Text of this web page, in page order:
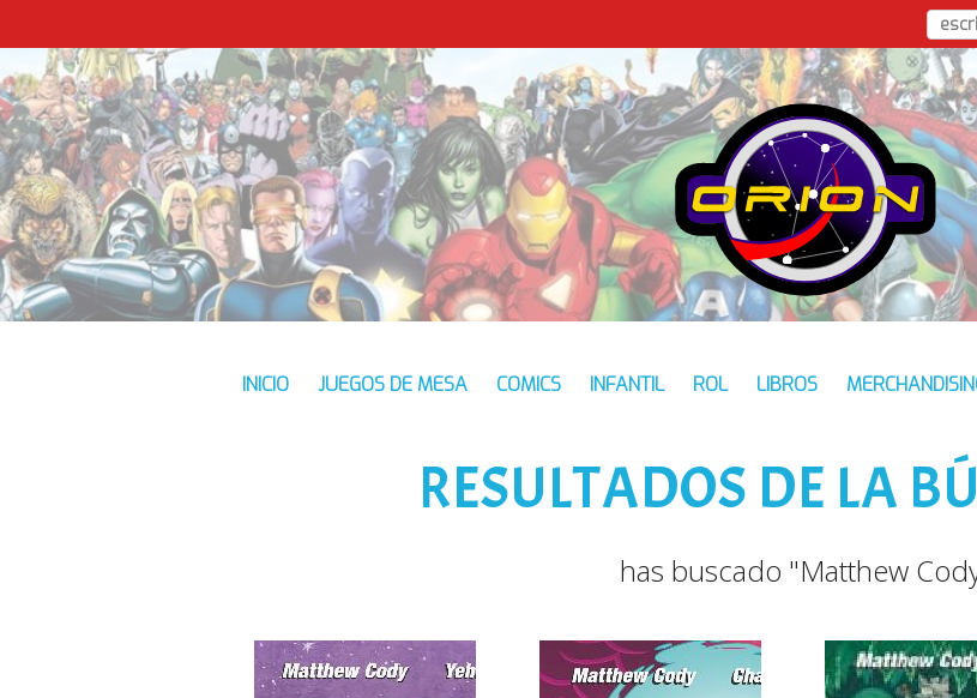
INICIO JUEGOS DE MESA COMICS INFANTIL ROL LIBROS
RESULTADOS DE LA
has buscado "Matthew